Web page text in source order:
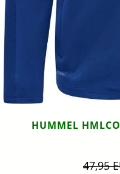
HUMMEL
47,95